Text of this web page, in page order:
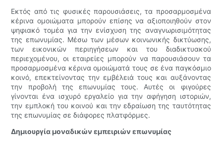
Εκτός από τις φυσικές παρουσιάσεις, τα προσαρμοσμένα
κέρινα ομοιώματα μπορούν επίσης να αξιοποιηθούν στον
ψηφιακό τομέα για την ενίσχυση της αναγνωρισιμότητας
της επωνυμίας. Μέσω των μέσων κοινωνικής δικτύωσης,
των εικονικών περιηγήσεων και του διαδικτυακού
περιεχομένου, οι εταιρείες μπορούν να παρουσιάσουν τα
προσαρμοσμένα κέρινα ομοιώματά τους σε ένα παγκόσμιο
κοινό, επεκτείνοντας την εμβέλειά τους και αυξάνοντας
την προβολή της επωνυμίας τους. Αυτές οι φιγούρες
γίνονται ένα ισχυρό εργαλείο για την αφήγηση ιστοριών,
την εμπλοκή του κοινού και την εδραίωση της ταυτότητας
της επωνυμίας σε διάφορες πλατφόρμες.
Δημιουργία μοναδικών εμπειριών επωνυμίας